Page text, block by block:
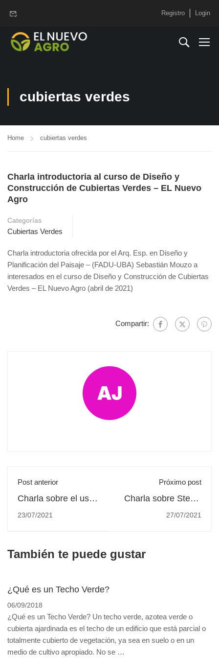
Registro Login
cubiertas verdes
Home cubiertas verdes
Charla introductoria al curso de Diseño y
Construcción de Cubiertas Verdes – EL Nuevo
Agro
Categorías
Cubiertas Verdes
Charla introductoria ofrecida por el Arq. Esp. en Diseño y
Planificación del Paisaje – (FADU-UBA) Sebastián Mouzo a
interesados en el curso de Diseño y Construcción de Cubiertas
Verdes – EL Nuevo Agro (abril de 2021)
Compartir:
Post anterior
Charla sobre el uso
23/07/2021
Próximo post
Charla sobre Stevia
27/07/2021
También te puede gustar
¿Qué es un Techo Verde?
06/09/2018
¿Qué es un Techo Verde? Un techo verde, azotea verde o
cubierta ajardinada es el techo de un edificio que está parcial o
totalmente cubierto de vegetación, ya sea en suelo o en un
medio de cultivo apropiado. No se …